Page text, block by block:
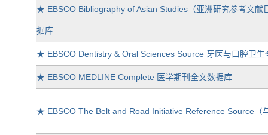
★ EBSCO Bibliography of Asian Studies（亚洲研究参考文
据库
★ EBSCO Dentistry & Oral Sciences Source 牙医与口腔卫生
★ EBSCO MEDLINE Complete 医学期刊全文数据库
★ EBSCO The Belt and Road Initiative Reference Source（